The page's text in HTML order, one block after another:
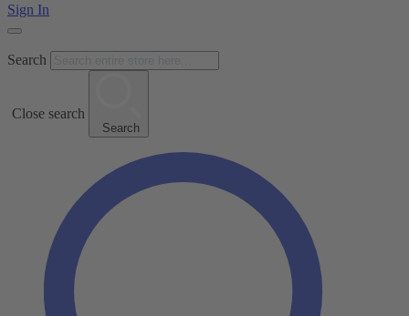
Sign In
Search
Close search
Search